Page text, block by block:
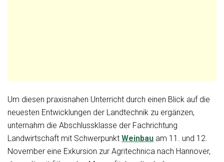
Um diesen praxisnahen Unterricht durch einen Blick auf die
neuesten Entwicklungen der Landtechnik zu ergänzen,
unternahm die Abschlussklasse der Fachrichtung
Landwirtschaft mit Schwerpunkt Weinbau am 11. und 12.
November eine Exkursion zur Agritechnica nach Hannover,